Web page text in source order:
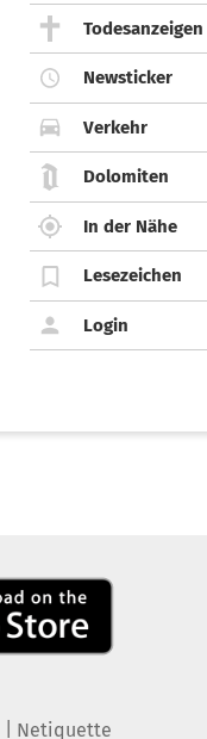
Todesanzeigen
Newsticker
Verkehr
Dolomiten
In der Nähe
Lesezeichen
Login
Netiquette